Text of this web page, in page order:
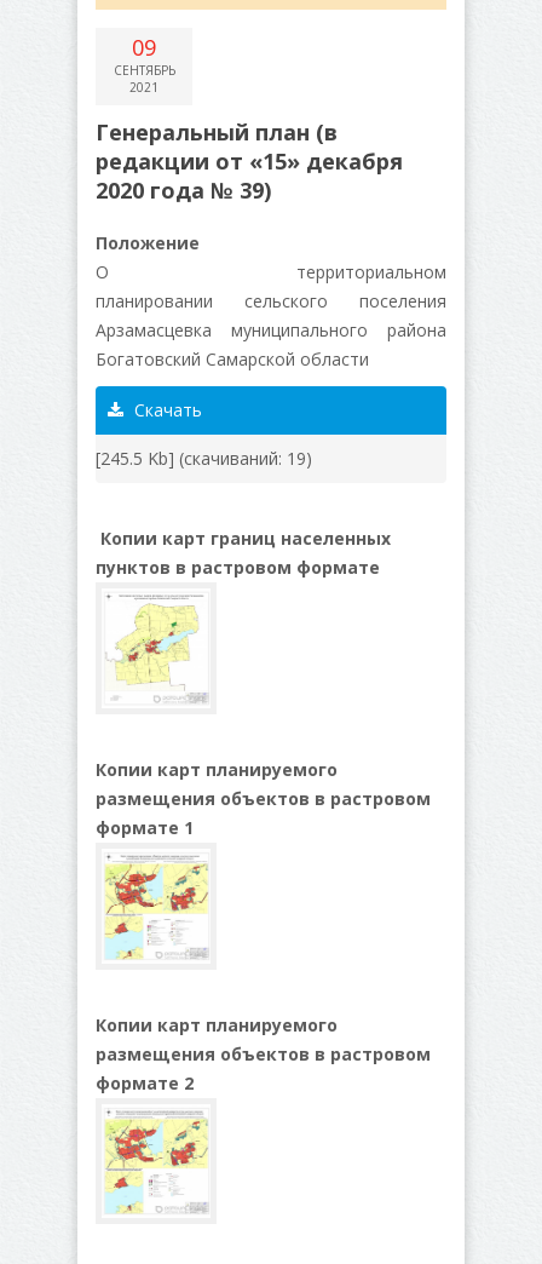
09
СЕНТЯБРЬ
2021
Генеральный план (в
редакции от «15» декабря
2020 года № 39)
Положение
О территориальном
планировании сельского поселения
Арзамасцевка муниципального района
Богатовский Самарской области
Скачать
[245.5 Kb] (cкачиваний: 19)
Копии карт границ населенных
пунктов в растровом формате
Копии карт планируемого
размещения объектов в растровом
формате 1
Копии карт планируемого
размещения объектов в растровом
формате 2